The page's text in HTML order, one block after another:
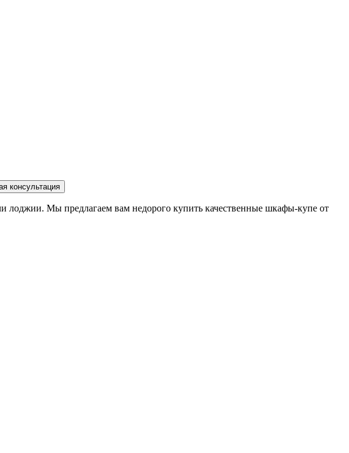
лоджии. Мы предлагаем вам недорого купить качественные шкафы-купе от